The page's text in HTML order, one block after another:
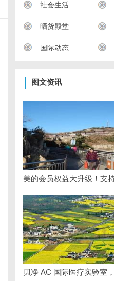
社会生活
晒货殿堂
国际动态
图文资讯